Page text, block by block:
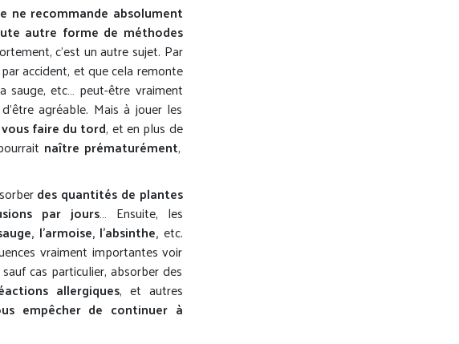
ne recommande absolument
autre forme de méthodes
c’est un autre sujet. Par
accident, et que cela remonte
sauge, etc… peut-être vraiment
agréable. Mais à jouer les
faire du tord, et en plus de
naître prématurément,
des quantités de plantes
par jours… Ensuite, les
l’armoise, l’absinthe, etc.
vraiment importantes voir
cas particulier, absorber des
allergiques, et autres
empêcher de continuer à